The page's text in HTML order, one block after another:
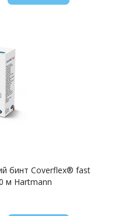
бинт Coverflex® fast
м Hartmann